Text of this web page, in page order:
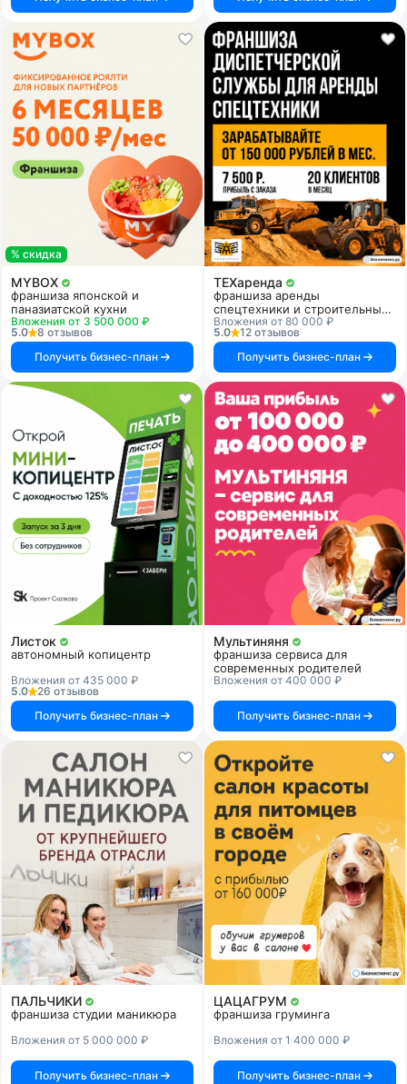
% скидка
MYBOX
франшиза японской и
паназиатской кухни
Вложения от 3 500 000 ₽
5.0
8 отзывов
Получить бизнес-план
ТЕХаренда
франшиза аренды
спецтехники и строительных
услуг
Вложения от 80 000 ₽
5.0
12 отзывов
Получить бизнес-план
Листок
автономный копицентр
Вложения от 435 000 ₽
5.0
26 отзывов
Получить бизнес-план
Мультиняня
франшиза сервиса для
современных родителей
Вложения от 400 000 ₽
Получить бизнес-план
ПАЛЬЧИКИ
франшиза студии маникюра
Вложения от 5 000 000 ₽
Получить бизнес-план
ЦАЦАГРУМ
франшиза груминга
Вложения от 1 400 000 ₽
Получить бизнес-план